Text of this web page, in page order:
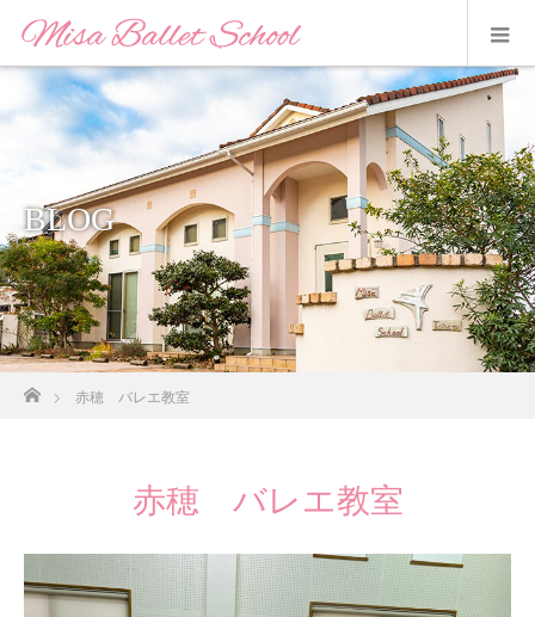
BLOG
赤穂 バレエ教室
赤穂 バレエ教室